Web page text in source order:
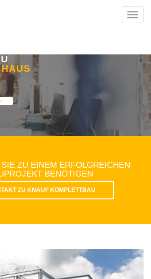
ZU EINEM ERFOLGREICHEN
BENÖTIGEN
ZU KNAUF KOMPLETTBAU